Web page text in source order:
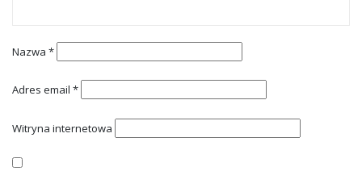
Nazwa *
Adres email *
Witryna internetowa